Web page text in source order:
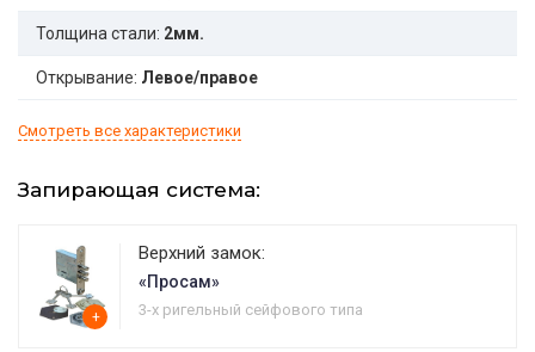
Толщина стали: 2мм.
Открывание: Левое/правое
Смотреть все характеристики
Запирающая система:
+
Верхний замок:
«Просам»
3-х ригельный сейфового типа